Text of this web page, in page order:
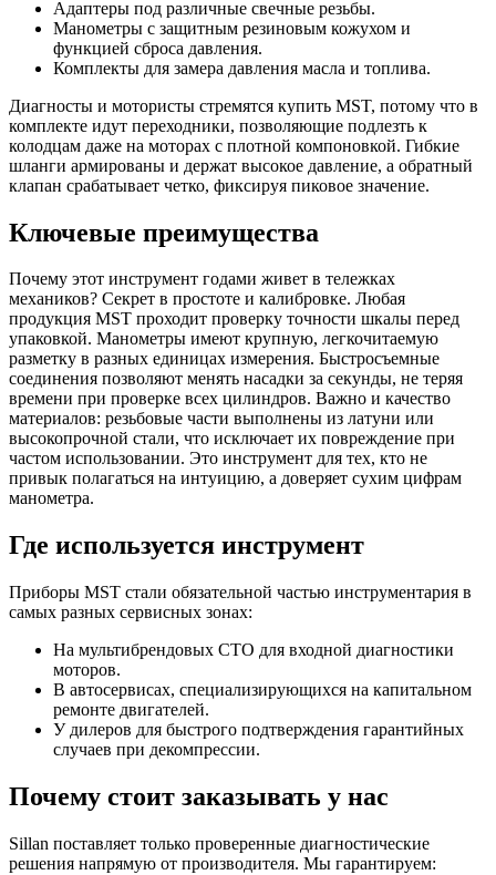
Адаптеры под различные свечные резьбы.
Манометры с защитным резиновым кожухом и
функцией сброса давления.
Комплекты для замера давления масла и топлива.
Диагносты и мотористы стремятся купить MST, потому что в
комплекте идут переходники, позволяющие подлезть к
колодцам даже на моторах с плотной компоновкой. Гибкие
шланги армированы и держат высокое давление, а обратный
клапан срабатывает четко, фиксируя пиковое значение.
Ключевые преимущества
Почему этот инструмент годами живет в тележках
механиков? Секрет в простоте и калибровке. Любая
продукция MST проходит проверку точности шкалы перед
упаковкой. Манометры имеют крупную, легкочитаемую
разметку в разных единицах измерения. Быстросъемные
соединения позволяют менять насадки за секунды, не теряя
времени при проверке всех цилиндров. Важно и качество
материалов: резьбовые части выполнены из латуни или
высокопрочной стали, что исключает их повреждение при
частом использовании. Это инструмент для тех, кто не
привык полагаться на интуицию, а доверяет сухим цифрам
манометра.
Где используется инструмент
Приборы MST стали обязательной частью инструментария в
самых разных сервисных зонах:
На мультибрендовых СТО для входной диагностики
моторов.
В автосервисах, специализирующихся на капитальном
ремонте двигателей.
У дилеров для быстрого подтверждения гарантийных
случаев при декомпрессии.
Почему стоит заказывать у нас
Sillan поставляет только проверенные диагностические
решения напрямую от производителя. Мы гарантируем: